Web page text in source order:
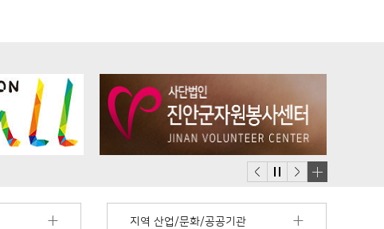
너
지역 산업/문화/공공기관